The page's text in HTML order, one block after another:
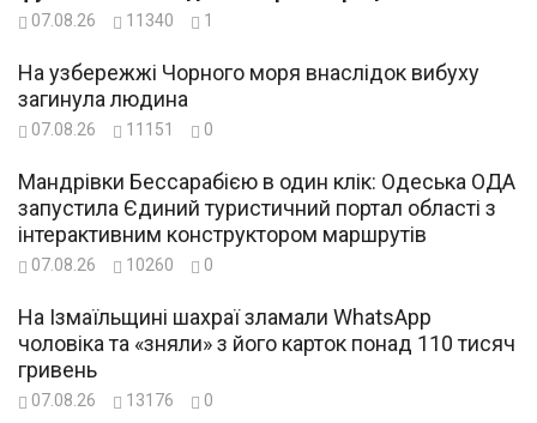
07.08.26 11340 1
На узбережжі Чорного моря внаслідок вибуху
загинула людина
07.08.26 11151 0
Мандрівки Бессарабією в один клік: Одеська ОДА
запустила Єдиний туристичний портал області з
інтерактивним конструктором маршрутів
07.08.26 10260 0
На Ізмаїльщині шахраї зламали WhatsApp
чоловіка та «зняли» з його карток понад 110 тисяч
гривень
07.08.26 13176 0